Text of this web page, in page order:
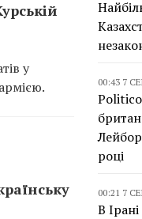
у
00:43 7
році
00:21 7
В